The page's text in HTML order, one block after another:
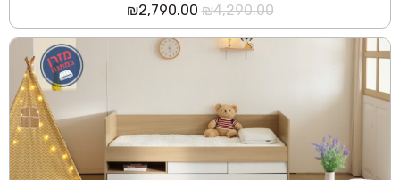
₪4,290.00
המחיר
המקורי
היה:
₪4,290.00.
₪2,790.00
הנוכחי
הוא:
₪2,790.00.